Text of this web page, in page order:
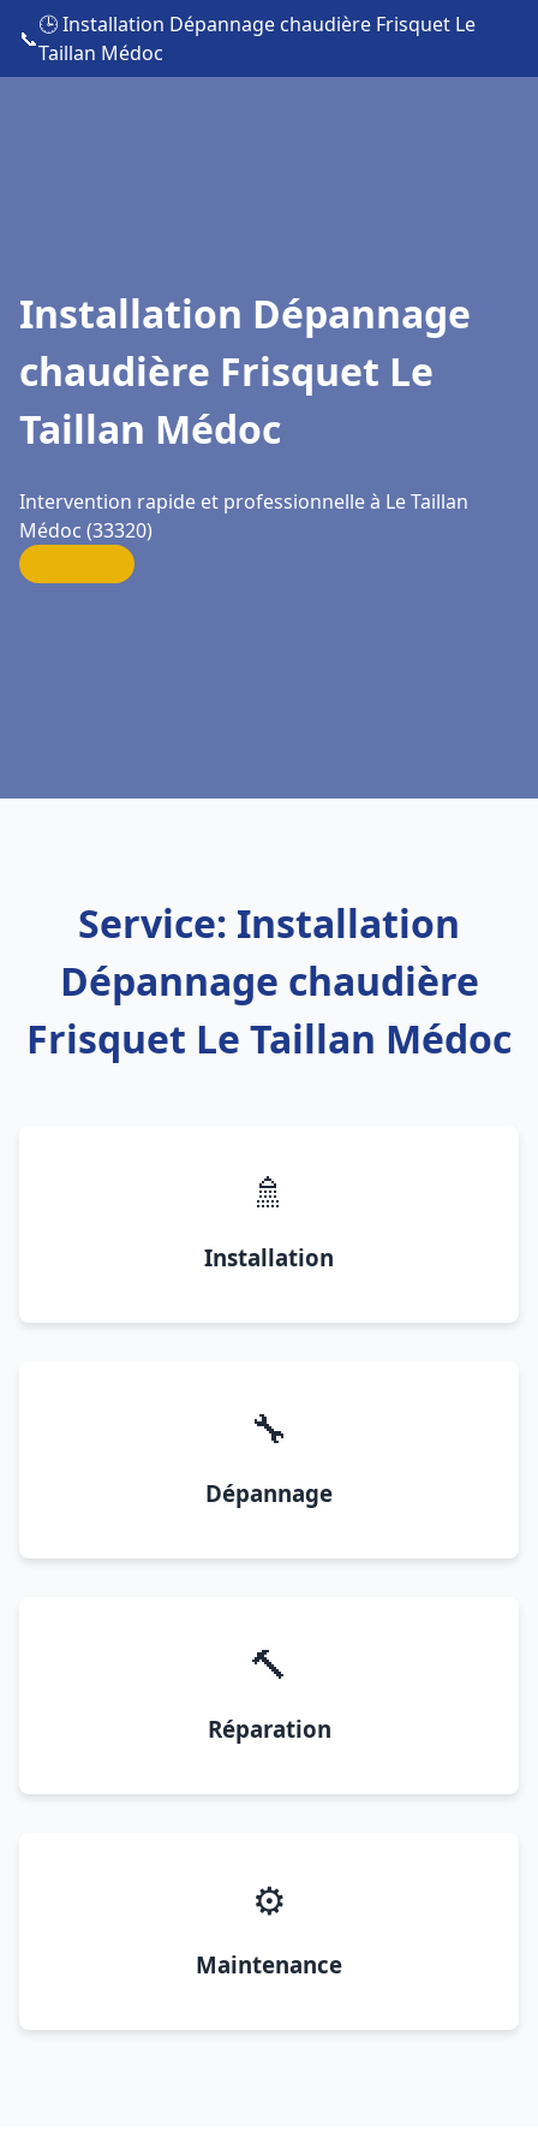
📞
🕒 Installation Dépannage chaudière Frisquet Le
Taillan Médoc
Installation Dépannage
chaudière Frisquet Le
Taillan Médoc
Intervention rapide et professionnelle à Le Taillan
Médoc (33320)
Service: Installation
Dépannage chaudière
Frisquet Le Taillan Médoc
🚿
Installation
🔧
Dépannage
🔨
Réparation
⚙️
Maintenance